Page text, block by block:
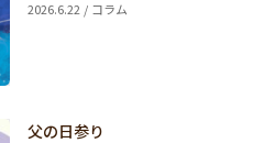
2026.6.22 / コラム
父の日参り